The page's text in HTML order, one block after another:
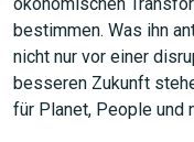
bestimmen. Was ihn
nicht nur vor einer
besseren Zukunft
für Planet, People und